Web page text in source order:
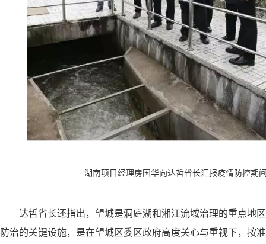
湖南项目经理房国华向达哲省长汇报疫情防控期
达哲省长还指出，望城是洞庭湖和湘江流域治理的重点地
防治的关键设施，是在望城区委区政府高度关心与重视下，按